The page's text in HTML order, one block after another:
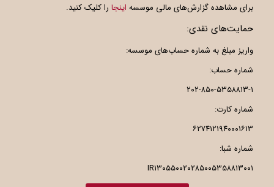
برای مشاهده گزارش‌های مالی موسسه اینجارا کلیک کنید.
حمایت‌های نقدی:
واریز مبلغ به شماره حساب‌های موسسه:
شماره حساب:
۲۰۲-۸۵۰-۵۳۵۸۸۱۳-۱
شماره کارت:
۶۲۷۴۱۲۱۹۴۰۰۰۱۶۱۳
شماره شبا:
IR۱۳۰۵۵۰۰۲۰۲۸۵۰۰۵۳۵۸۸۱۳۰۰۱